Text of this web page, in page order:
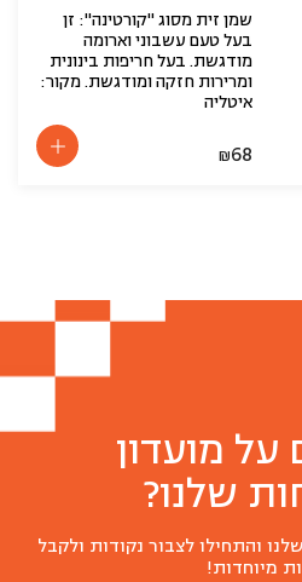
שמן זית מסוג "קורטינה": זן
בעל טעם עשבוני וארומה
מודגשת. בעל חריפות בינונית
ומרירות חזקה ומודגשת. מקור:
איטליה
₪68
מועדון
שלנו?
והתחילו לצבור נקודות ולקבל
מיוחדות!